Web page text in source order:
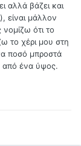
αλλά βάζει και
είναι μάλλον
ότι το
το χέρι μου στη
ποσό μπροστά
από ένα ύψος.